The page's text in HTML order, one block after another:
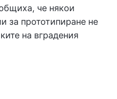
че някои
за прототипиране не
на вградения